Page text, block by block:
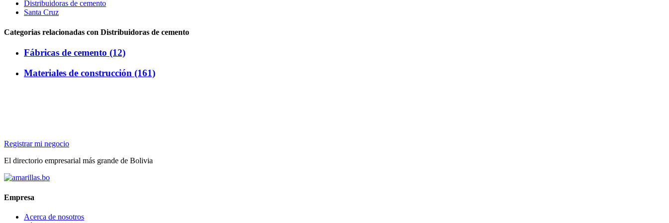
Distribuidoras de cemento
Santa Cruz
Categorias relacionadas con Distribuidoras de cemento
Fábricas de cemento (12)
Materiales de construcción (161)
Registrar mi negocio
El directorio empresarial más grande de Bolivia
Empresa
Acerca de nosotros